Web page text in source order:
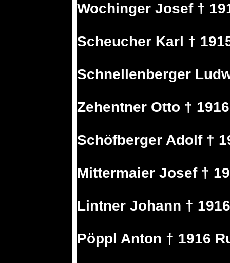
Wochinger Josef †
Scheucher Karl †
Schnellenberger
Zehentner Otto †
Schöfberger Adolf †
Mittermaier Josef †
Lintner Johann †
Pöppl Anton † 1916